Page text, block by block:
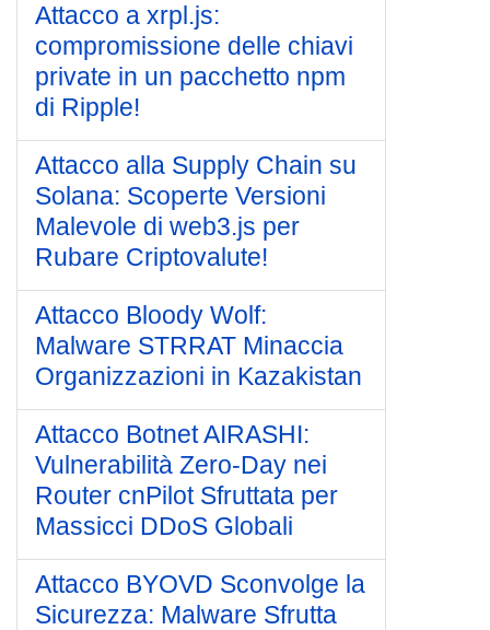
Attacco a xrpl.js:
compromissione delle chiavi
private in un pacchetto npm
di Ripple!
Attacco alla Supply Chain su
Solana: Scoperte Versioni
Malevole di web3.js per
Rubare Criptovalute!
Attacco Bloody Wolf:
Malware STRRAT Minaccia
Organizzazioni in Kazakistan
Attacco Botnet AIRASHI:
Vulnerabilità Zero-Day nei
Router cnPilot Sfruttata per
Massicci DDoS Globali
Attacco BYOVD Sconvolge la
Sicurezza: Malware Sfrutta